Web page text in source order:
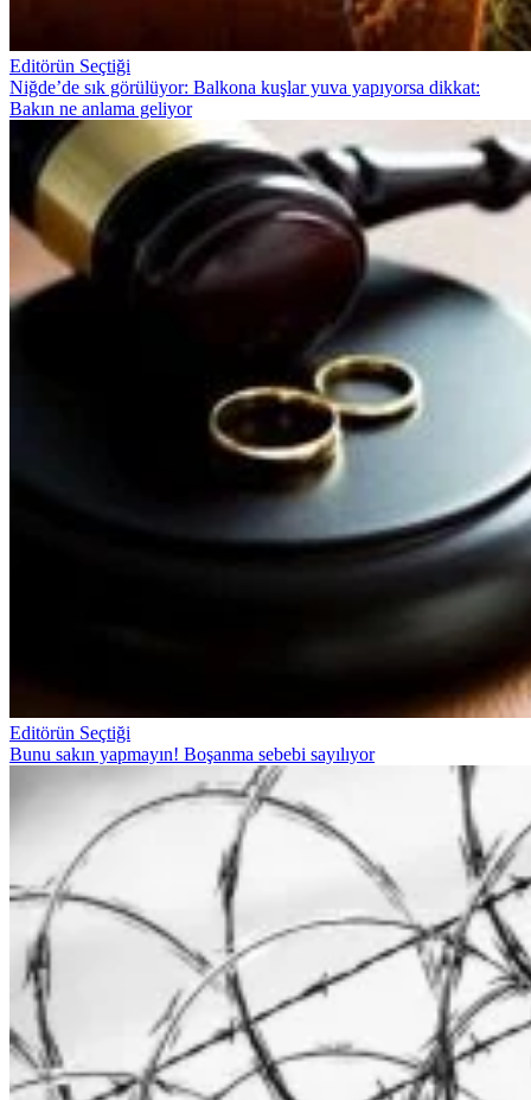
Editörün Seçtiği
Niğde’de sık görülüyor: Balkona kuşlar yuva yapıyorsa dikkat:
Bakın ne anlama geliyor
Editörün Seçtiği
Bunu sakın yapmayın! Boşanma sebebi sayılıyor